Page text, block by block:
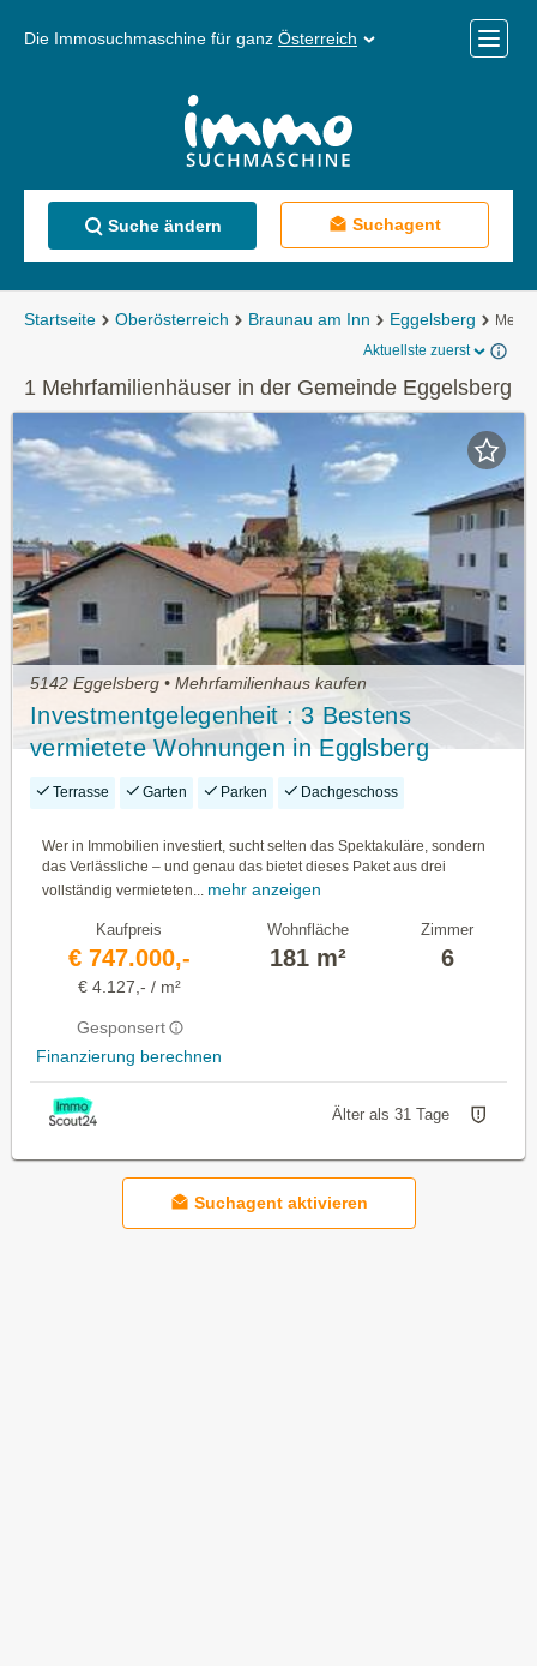
Die Immosuchmaschine für ganz Österreich
Menü
Suche ändern Suchagent
Startseite Oberösterreich Braunau am Inn Eggelsberg
Aktuellste zuerst
1 Mehrfamilienhäuser in der Gemeinde Eggelsberg
5142 Eggelsberg • Mehrfamilienhaus kaufen
Investmentgelegenheit : 3 Bestens
vermietete Wohnungen in Egglsberg
Terrasse Garten Parken Dachgeschoss
Wer in Immobilien investiert, sucht selten das Spektakuläre, sondern
das Verlässliche – und genau das bietet dieses Paket aus drei
vollständig vermieteten...
mehr anzeigen
Kaufpreis
€ 747.000,-
€ 4.127,- / m²
Gesponsert
Finanzierung berechnen
Wohnfläche
181 m²
Zimmer
6
Älter als 31 Tage
Suchagent aktivieren